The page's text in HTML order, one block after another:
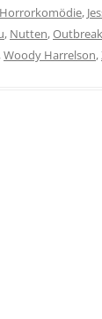
Horrorkomödie,
, Nutten,Outbreak
,Woody Harrelson,